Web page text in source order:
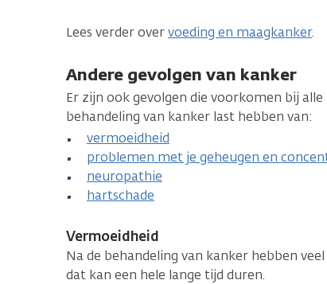
Lees verder overvoeding en maagkanker.
Andere gevolgen van kanker
Er zijn ook gevolgen die voorkomen bij
behandeling van kanker last hebben van:
vermoeidheid
problemen met je geheugen en
neuropathie
hartschade
Vermoeidheid
Na de behandeling van kanker hebben
dat kan een hele lange tijd duren.